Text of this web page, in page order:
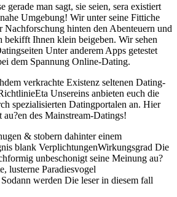
gerade man sagt, sie seien, sera existiert
Umgebung! Wir unter seine Fittiche
Nachforschung hinten den Abenteuern und
Ihnen klein beigeben. Wir sehen
Unter anderem Apps getestet
dem Spannung Online-Dating.
verkrachte Existenz seltenen Dating-
Unsereins anbieten euch die
spezialisierten Datingportalen an. Hier
des Mainstream-Datings!
& stobern dahinter einem
blank VerplichtungenWirkungsgrad Die
unbeschonigt seine Meinung au?
lusterne Paradiesvogel
werden Die leser in diesem fall